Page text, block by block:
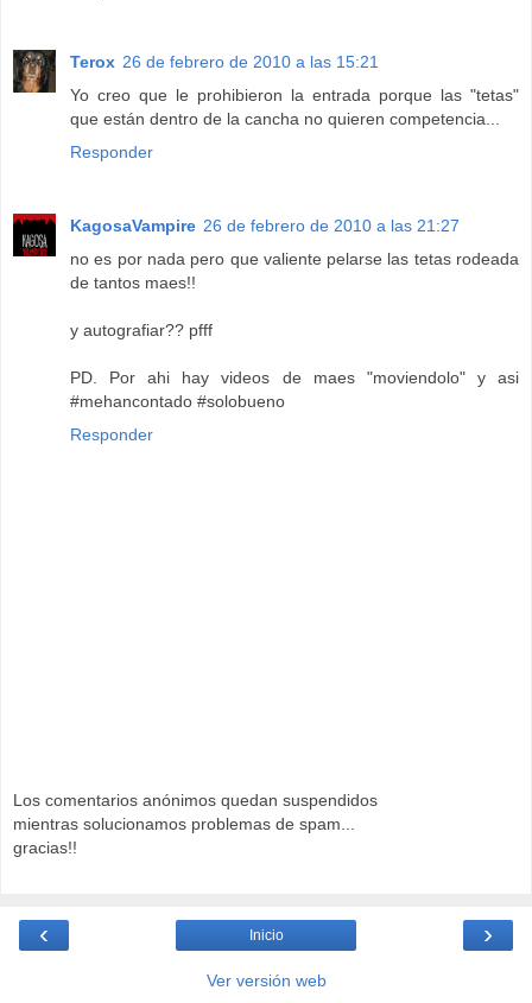
Terox 26 de febrero de 2010 a las 15:21
Yo creo que le prohibieron la entrada porque las "tetas"
que están dentro de la cancha no quieren competencia...
Responder
KagosaVampire 26 de febrero de 2010 a las 21:27
no es por nada pero que valiente pelarse las tetas rodeada
de tantos maes!!
y autografiar?? pfff
PD. Por ahi hay videos de maes "moviendolo" y asi
#mehancontado #solobueno
Responder
Los comentarios anónimos quedan suspendidos
mientras solucionamos problemas de spam...
gracias!!
‹ ›
Inicio
Ver versión web